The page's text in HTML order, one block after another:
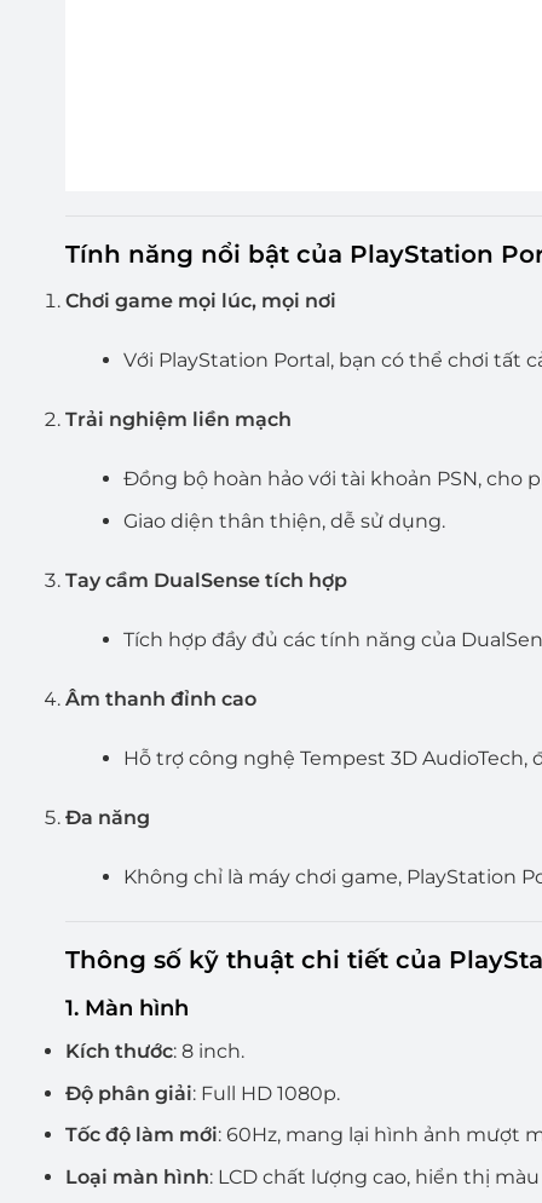
Tính năng nổi bật của PlayStation
Chơi game mọi lúc, mọi nơi
Với PlayStation Portal, bạn có thể chơi tất
Trải nghiệm liền mạch
Đồng bộ hoàn hảo với tài khoản PSN, cho
Giao diện thân thiện, dễ sử dụng.
Tay cầm DualSense tích hợp
Tích hợp đầy đủ các tính năng của
Âm thanh đỉnh cao
Hỗ trợ công nghệ Tempest 3D
Đa năng
Không chỉ là máy chơi game, PlayStation
Thông số kỹ thuật chi tiết của
1. Màn hình
Kích thước: 8 inch.
Độ phân giải: Full HD 1080p.
Tốc độ làm mới: 60Hz, mang lại hình ảnh mượt
Loại màn hình: LCD chất lượng cao, hiển thị